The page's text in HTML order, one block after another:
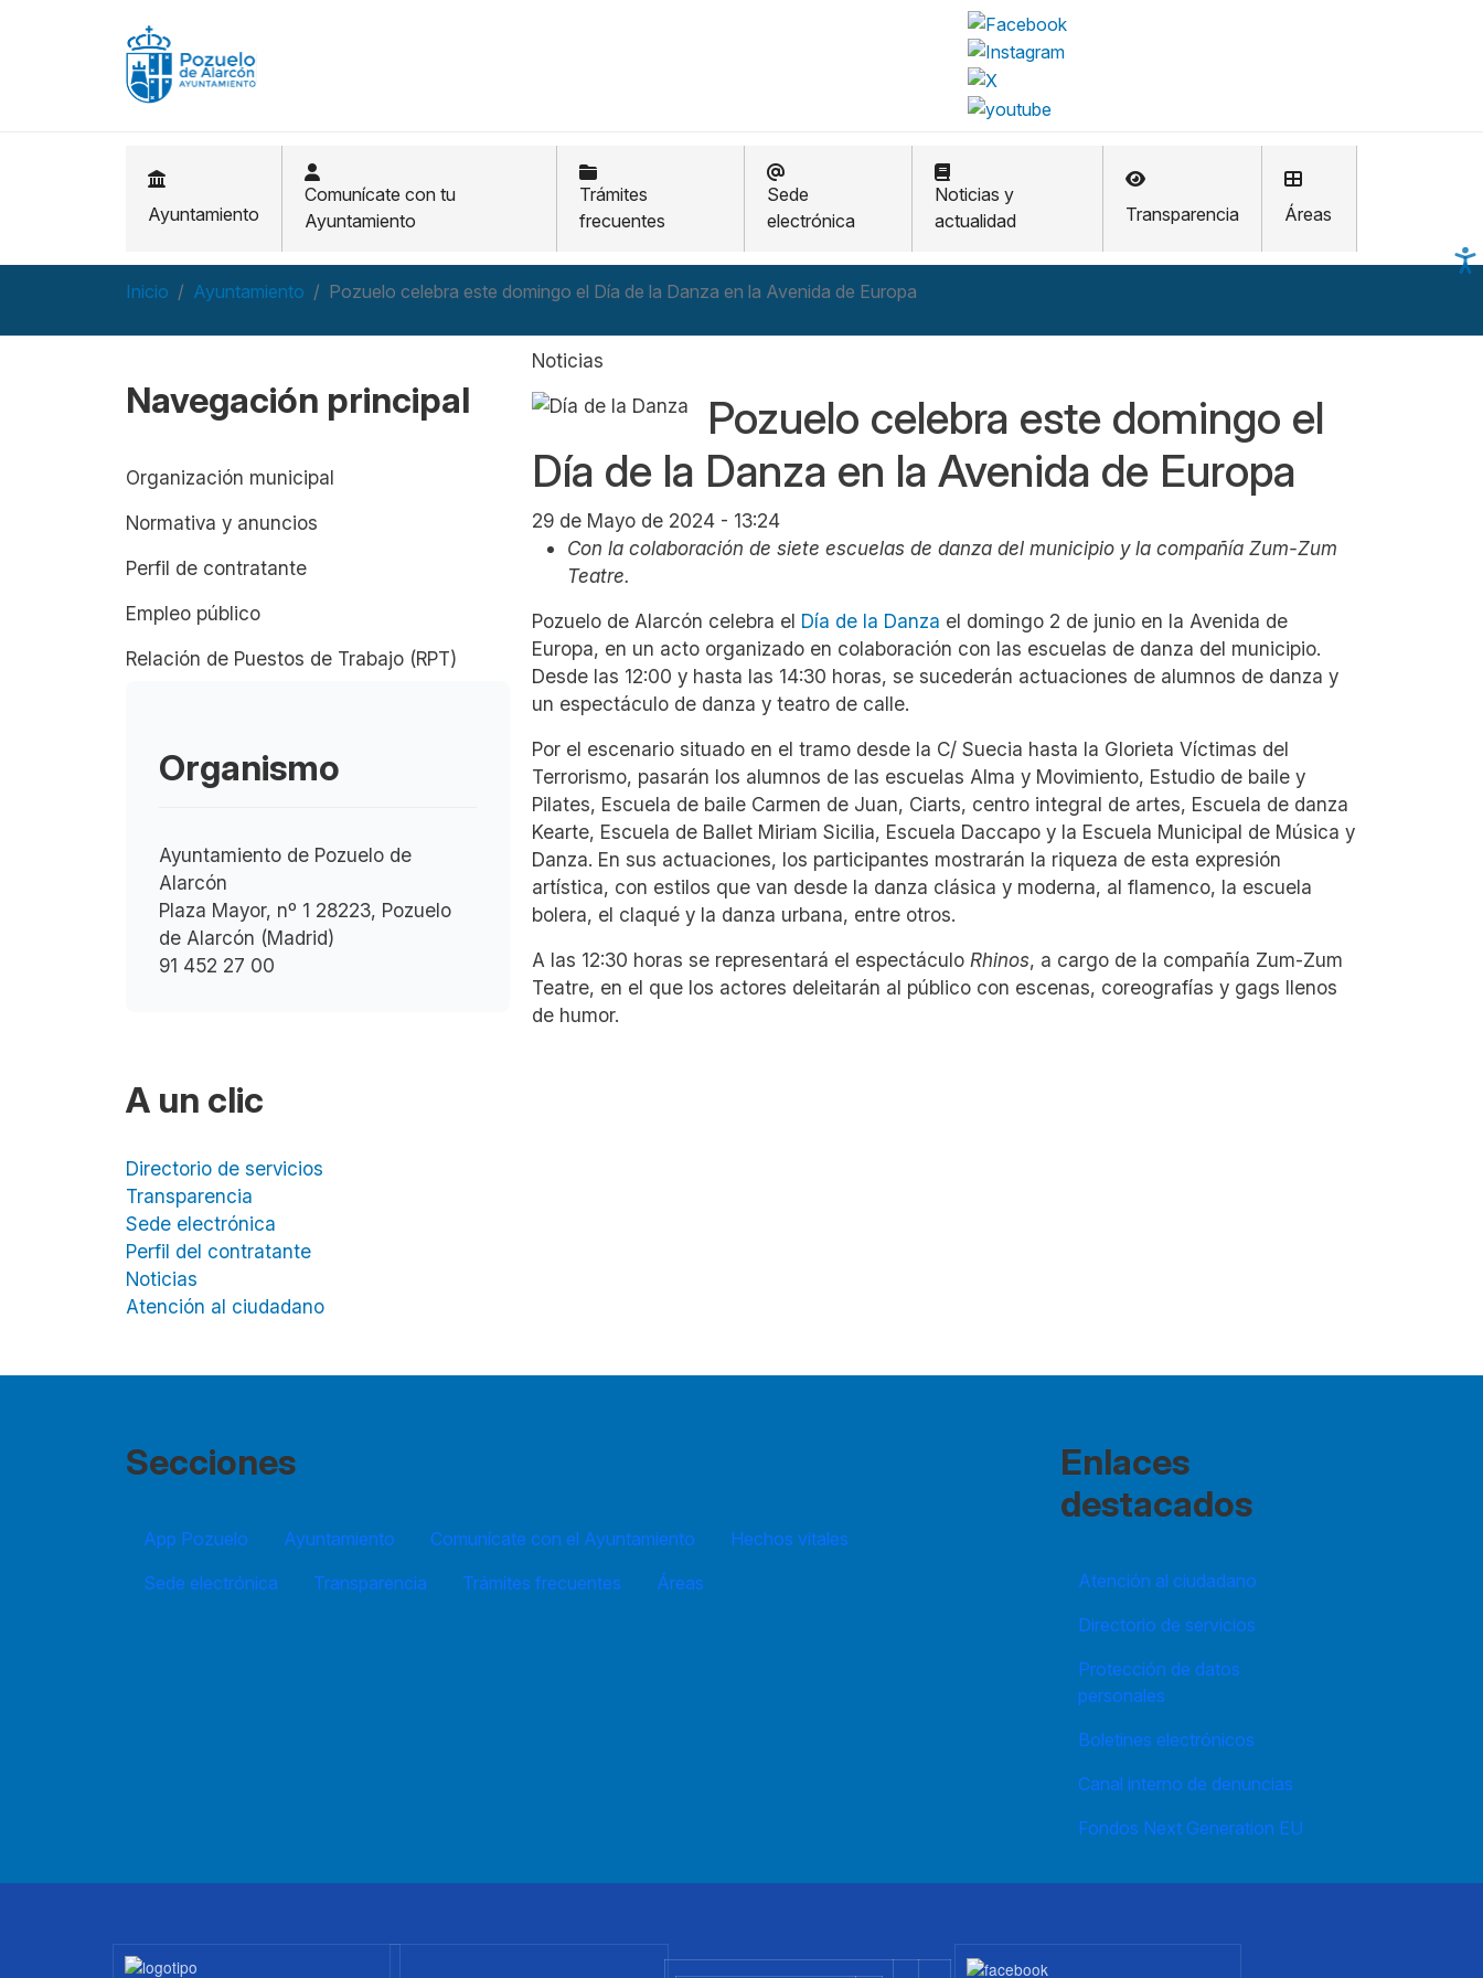
Ayuntamiento
Comunícate con tu
Ayuntamiento
Trámites
frecuentes
Sede
electrónica
Noticias y
actualidad
Transparencia Áreas
Inicio Ayuntamiento Pozuelo celebra este domingo el Día de la Danza en la Avenida de Europa
Navegación principal
Organización municipal
Normativa y anuncios
Perfil de contratante
Empleo público
Relación de Puestos de Trabajo (RPT)
Organismo
Ayuntamiento de Pozuelo de
Alarcón
Plaza Mayor, nº 1 28223, Pozuelo
de Alarcón (Madrid)
91 452 27 00
Noticias
Pozuelo celebra este domingo el
Día de la Danza en la Avenida de Europa
29 de Mayo de 2024 - 13:24
Con la colaboración de siete escuelas de danza del municipio y la compañía Zum-Zum
Teatre.
Pozuelo de Alarcón celebra el Día de la Danza el domingo 2 de junio en la Avenida de
Europa, en un acto organizado en colaboración con las escuelas de danza del municipio.
Desde las 12:00 y hasta las 14:30 horas, se sucederán actuaciones de alumnos de danza y
un espectáculo de danza y teatro de calle.
Por el escenario situado en el tramo desde la C/ Suecia hasta la Glorieta Víctimas del
Terrorismo, pasarán los alumnos de las escuelas Alma y Movimiento, Estudio de baile y
Pilates, Escuela de baile Carmen de Juan, Ciarts, centro integral de artes, Escuela de danza
Kearte, Escuela de Ballet Miriam Sicilia, Escuela Daccapo y la Escuela Municipal de Música y
Danza. En sus actuaciones, los participantes mostrarán la riqueza de esta expresión
artística, con estilos que van desde la danza clásica y moderna, al flamenco, la escuela
bolera, el claqué y la danza urbana, entre otros.
A las 12:30 horas se representará el espectáculo Rhinos, a cargo de la compañía Zum-Zum
Teatre, en el que los actores deleitarán al público con escenas, coreografías y gags llenos
de humor.
A un clic
Directorio de servicios
Transparencia
Sede electrónica
Perfil del contratante
Noticias
Atención al ciudadano
Secciones
App Pozuelo Ayuntamiento Comunícate con el Ayuntamiento
Hechos vitales
Sede electrónica
Transparencia Trámites frecuentes Áreas
Enlaces
destacados
Atención al ciudadano
Directorio de servicios
Protección de datos
personales
Boletines electrónicos
Canal interno de denuncias
Fondos Next Generation EU
Imagen